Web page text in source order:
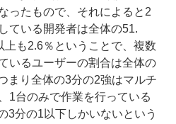
ったもので、それによると2
ている開発者は全体の51.
も2.6％ということで、複数
いるユーザーの割合は全体の
まり全体の3分の2強はマルチ
1台のみで作業を行っている
3分の1以下しかいないという